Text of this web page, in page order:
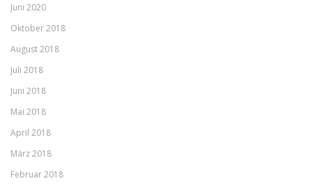
Juni 2020
Oktober 2018
August 2018
Juli 2018
Juni 2018
Mai 2018
April 2018
März 2018
Februar 2018